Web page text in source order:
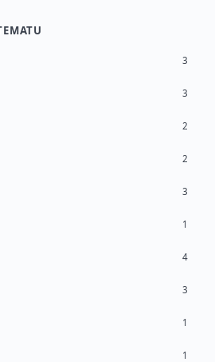
3
3
2
2
3
1
4
3
1
1